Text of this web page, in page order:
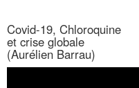
Covid-19, Chloroquine
et crise globale
(Aurélien Barrau)